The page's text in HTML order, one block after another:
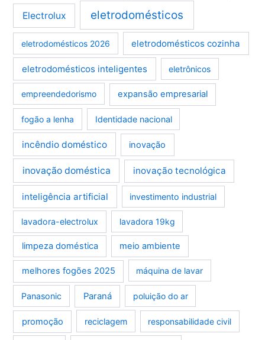
Electrolux eletrodomésticos
eletrodomésticos 2026 eletrodomésticos cozinha
eletrodomésticos inteligentes eletrônicos
empreendedorismo expansão empresarial
fogão a lenha Identidade nacional
incêndio doméstico inovação
inovação doméstica inovação tecnológica
inteligência artificial investimento industrial
lavadora-electrolux lavadora 19kg
limpeza doméstica meio ambiente
melhores fogões 2025 máquina de lavar
Panasonic Paraná poluição do ar
promoção reciclagem responsabilidade civil